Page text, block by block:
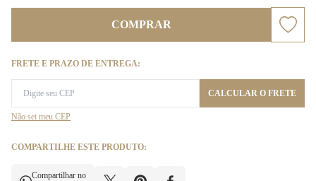
COMPRAR
FRETE E PRAZO DE ENTREGA:
CALCULAR O FRETE
Não sei meu CEP
COMPARTILHE ESTE PRODUTO:
Compartilhar no